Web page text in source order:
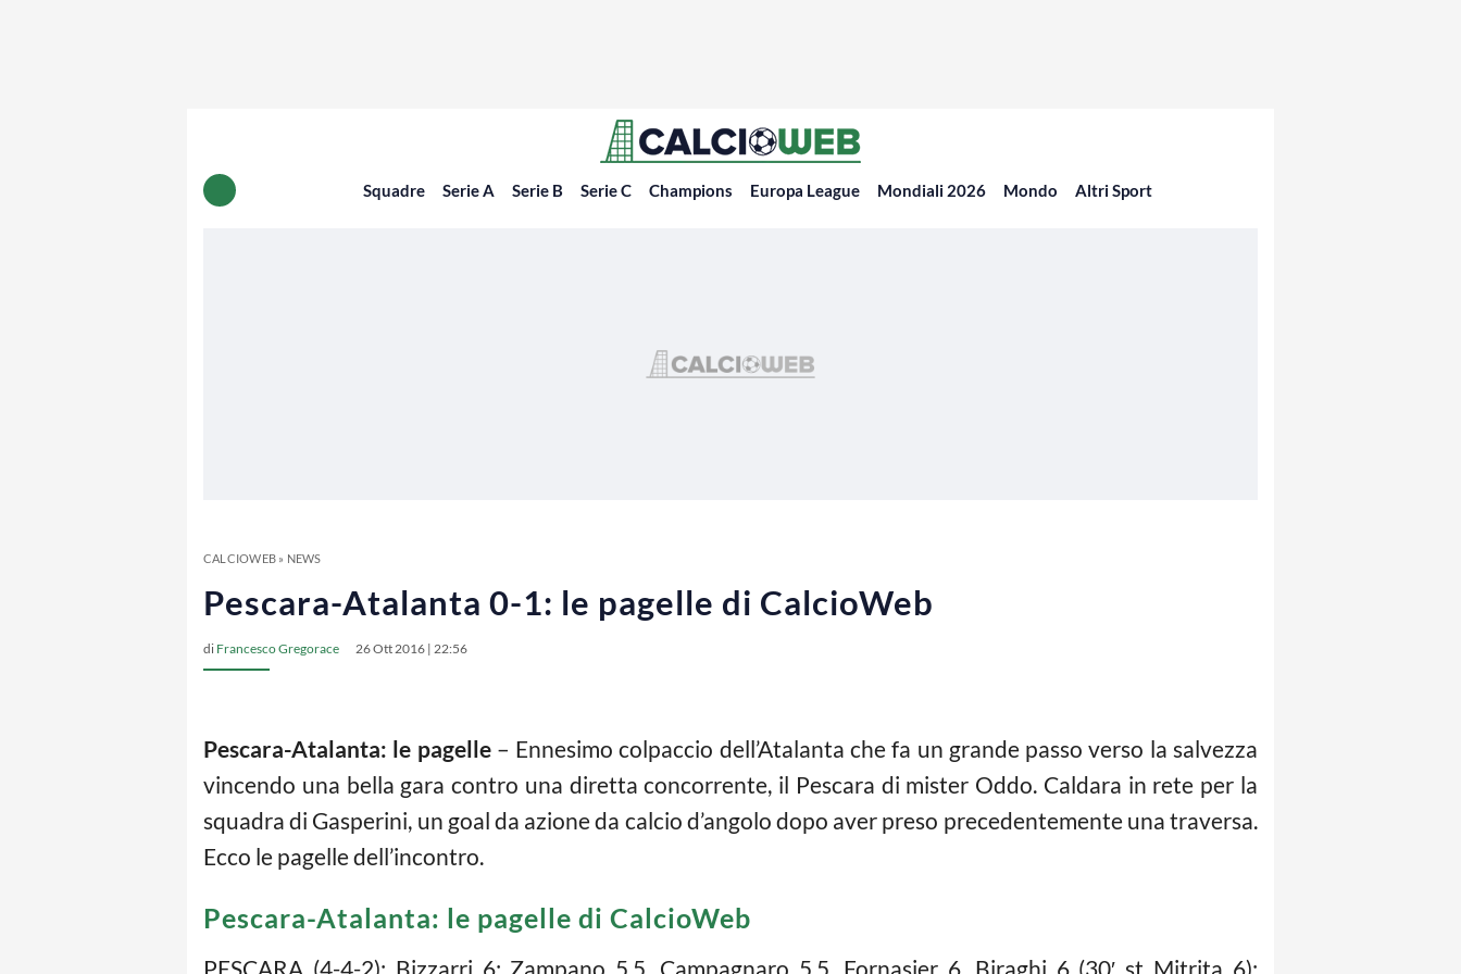
Squadre Serie A Serie B Serie C Champions Europa League Mondiali 2026 Mondo Altri Sport
CALCIOWEB» NEWS
Pescara-Atalanta 0-1: le pagelle di CalcioWeb
di Francesco Gregorace 26 Ott 2016 | 22:56
Pescara-Atalanta: le pagelle– Ennesimo colpaccio dell’Atalanta che fa un grande passo verso la salvezza
vincendo una bella gara contro una diretta concorrente, il Pescara di mister Oddo. Caldara in rete per la
squadra di Gasperini, un goal da azione da calcio d’angolo dopo aver preso precedentemente una traversa.
Ecco le pagelle dell’incontro.
Pescara-Atalanta: le pagelle di CalcioWeb
PESCARA (4-4-2): Bizzarri 6; Zampano 5.5, Campagnaro 5.5, Fornasier 6, Biraghi 6 (30′ st Mitrita 6);